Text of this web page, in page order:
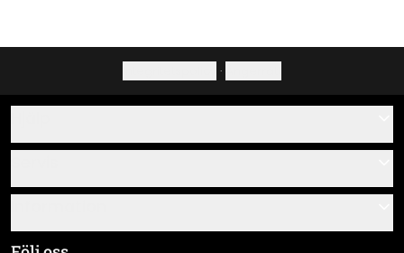
·
Om oss
Materialöversikt
Allmänna villkor